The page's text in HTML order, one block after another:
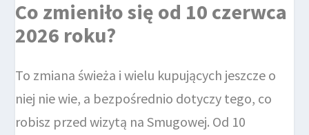
Co zmieniło się od 10 czerwca
2026 roku?
To zmiana świeża i wielu kupujących jeszcze o
niej nie wie, a bezpośrednio dotyczy tego, co
robisz przed wizytą na Smugowej. Od 10